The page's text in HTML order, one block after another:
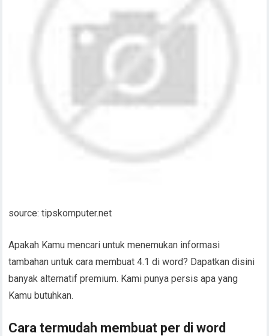
source: tipskomputer.net
Apakah Kamu mencari untuk menemukan informasi
tambahan untuk cara membuat 4.1 di word? Dapatkan disini
banyak alternatif premium. Kami punya persis apa yang
Kamu butuhkan.
Cara termudah membuat per di word